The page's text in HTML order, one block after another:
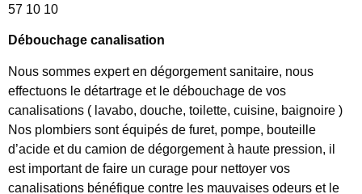
57 10 10
Débouchage canalisation
Nous sommes expert en dégorgement sanitaire, nous
effectuons le détartrage et le débouchage de vos
canalisations ( lavabo, douche, toilette, cuisine, baignoire )
Nos plombiers sont équipés de furet, pompe, bouteille
d’acide et du camion de dégorgement à haute pression, il
est important de faire un curage pour nettoyer vos
canalisations bénéfique contre les mauvaises odeurs et le